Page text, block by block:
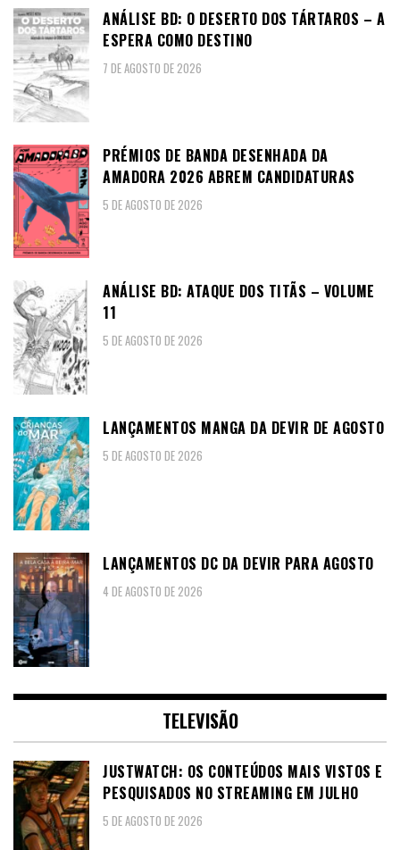
ANÁLISE BD: O DESERTO DOS TÁRTAROS – A
ESPERA COMO DESTINO
7 DE AGOSTO DE 2026
PRÉMIOS DE BANDA DESENHADA DA
AMADORA 2026 ABREM CANDIDATURAS
5 DE AGOSTO DE 2026
ANÁLISE BD: ATAQUE DOS TITÃS – VOLUME
11
5 DE AGOSTO DE 2026
LANÇAMENTOS MANGA DA DEVIR DE AGOSTO
5 DE AGOSTO DE 2026
LANÇAMENTOS DC DA DEVIR PARA AGOSTO
4 DE AGOSTO DE 2026
TELEVISÃO
JUSTWATCH: OS CONTEÚDOS MAIS VISTOS E
PESQUISADOS NO STREAMING EM JULHO
5 DE AGOSTO DE 2026